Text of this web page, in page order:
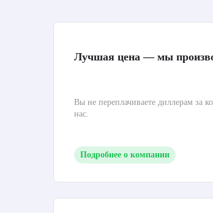
Лучшая цена — мы
Вы не переплачиваете диллерам за
нас.
Подробнее о компании